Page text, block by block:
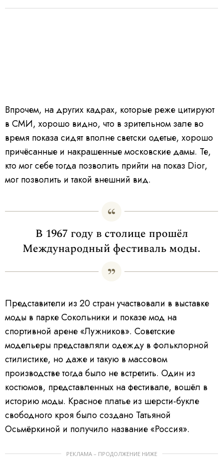
Впрочем, на других кадрах, которые реже цитируют
в СМИ, хорошо видно, что в зрительном зале во
время показа сидят вполне светски одетые, хорошо
причёсанные и накрашенные московские дамы. Те,
кто мог себе тогда позволить прийти на показ Dior,
мог позволить и такой внешний вид.
В 1967 году в столице прошёл
Международный фестиваль моды.
Представители из 20 стран участвовали в выставке
моды в парке Сокольники и показе мод на
спортивной арене «Лужников». Советские
модельеры представляли одежду в фольклорной
стилистике, но даже и такую в массовом
производстве тогда было не встретить. Один из
костюмов, представленных на фестивале, вошёл в
историю моды. Красное платье из шерсти-букле
свободного кроя было создано Татьяной
Осьмёркиной и получило название «Россия».
РЕКЛАМА – ПРОДОЛЖЕНИЕ НИЖЕ